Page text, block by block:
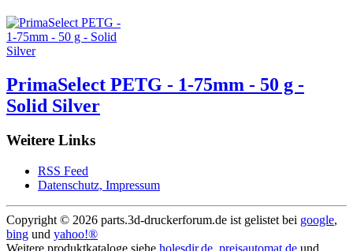
PrimaSelect PETG - 1-75mm - 50 g -
Solid Silver
Weitere Links
RSS Feed
Datenschutz, Impressum
Copyright © 2026 parts.3d-druckerforum.de ist gelistet bei google,
bing und yahoo!®